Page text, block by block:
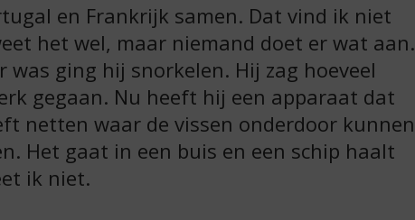
en Frankrijk samen. Dat vind ik niet
het wel, maar niemand doet er wat aan.
was ging hij snorkelen. Hij zag hoeveel
gegaan. Nu heeft hij een apparaat dat
netten waar de vissen onderdoor kunnen
Het gaat in een buis en een schip haalt
ik niet.